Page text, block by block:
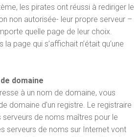
les pirates ont réussi à rediriger le
non autorisée- leur propre serveur –
quelle page de leur choix.
page qui s’affichait n’était qu’une
domaine
à un nom de domaine, vous
domaine d'un registre. Le registraire
de noms maîtres pour le
serveurs de noms sur Internet vont